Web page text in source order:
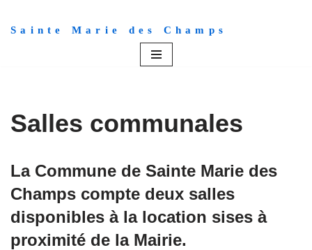
Aller
Sainte Marie des Champs
Salles communales
La Commune de Sainte Marie des
Champs compte deux salles
disponibles à la location sises à
proximité de la Mairie.